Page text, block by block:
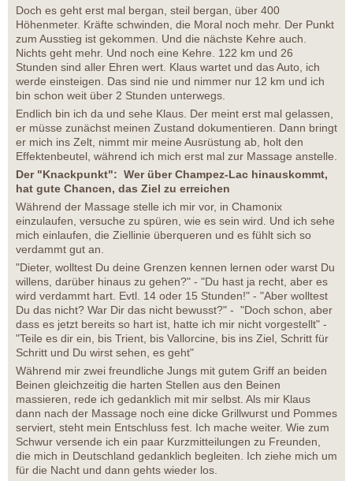
Doch es geht erst mal bergan, steil bergan, über 400
Höhenmeter. Kräfte schwinden, die Moral noch mehr. Der Punkt
zum Ausstieg ist gekommen. Und die nächste Kehre auch.
Nichts geht mehr. Und noch eine Kehre. 122 km und 26
Stunden sind aller Ehren wert. Klaus wartet und das Auto, ich
werde einsteigen. Das sind nie und nimmer nur 12 km und ich
bin schon weit über 2 Stunden unterwegs.
Endlich bin ich da und sehe Klaus. Der meint erst mal gelassen,
er müsse zunächst meinen Zustand dokumentieren. Dann bringt
er mich ins Zelt, nimmt mir meine Ausrüstung ab, holt den
Effektenbeutel, während ich mich erst mal zur Massage anstelle.
Der "Knackpunkt": Wer über Champez-Lac hinauskommt,
hat gute Chancen, das Ziel zu erreichen
Während der Massage stelle ich mir vor, in Chamonix
einzulaufen, versuche zu spüren, wie es sein wird. Und ich sehe
mich einlaufen, die Ziellinie überqueren und es fühlt sich so
verdammt gut an.
"Dieter, wolltest Du deine Grenzen kennen lernen oder warst Du
willens, darüber hinaus zu gehen?" - "Du hast ja recht, aber es
wird verdammt hart. Evtl. 14 oder 15 Stunden!" - "Aber wolltest
Du das nicht? War Dir das nicht bewusst?" - "Doch schon, aber
dass es jetzt bereits so hart ist, hatte ich mir nicht vorgestellt" -
"Teile es dir ein, bis Trient, bis Vallorcine, bis ins Ziel, Schritt für
Schritt und Du wirst sehen, es geht"
Während mir zwei freundliche Jungs mit gutem Griff an beiden
Beinen gleichzeitig die harten Stellen aus den Beinen
massieren, rede ich gedanklich mit mir selbst. Als mir Klaus
dann nach der Massage noch eine dicke Grillwurst und Pommes
serviert, steht mein Entschluss fest. Ich mache weiter. Wie zum
Schwur versende ich ein paar Kurzmitteilungen zu Freunden,
die mich in Deutschland gedanklich begleiten. Ich ziehe mich um
für die Nacht und dann gehts wieder los.